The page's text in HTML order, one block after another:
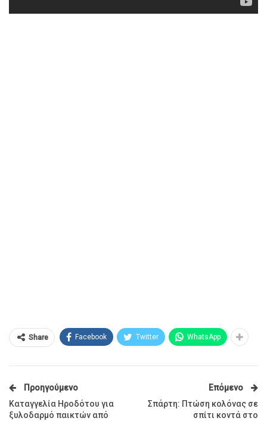
Share Facebook Twitter WhatsApp
Προηγούμενο
Καταγγελία Ηροδότου για
ξυλοδαρμό παικτών από
Επόμενο
Σπάρτη: Πτώση κολόνας σε
σπίτι κοντά στο